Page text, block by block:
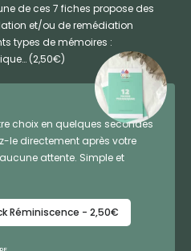
de ces 7 fiches propose des
et/ou de remédiation
types de mémoires :
(2,50€)
choix en quelques secondes
le directement après votre
attente. Simple et
Réminiscence - 2,50€